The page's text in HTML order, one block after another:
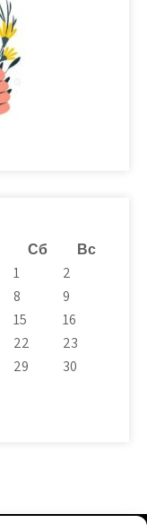
Сб
Вс
1
2
8
9
15
16
22
23
29
30